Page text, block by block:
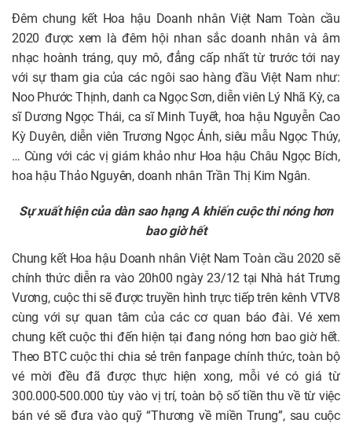
Đêm chung kết Hoa hậu Doanh nhân Việt Nam Toàn cầu
2020 được xem là đêm hội nhan sắc doanh nhân và âm
nhạc hoành tráng, quy mô, đẳng cấp nhất từ trước tới nay
với sự tham gia của các ngôi sao hàng đầu Việt Nam như:
Noo Phước Thịnh, danh ca Ngọc Sơn, diễn viên Lý Nhã Kỳ, ca
sĩ Dương Ngọc Thái, ca sĩ Minh Tuyết, hoa hậu Nguyễn Cao
Kỳ Duyên, diễn viên Trương Ngọc Ánh, siêu mẫu Ngọc Thúy,
… Cùng với các vị giám khảo như Hoa hậu Châu Ngọc Bích,
hoa hậu Thảo Nguyên, doanh nhân Trần Thị Kim Ngân.
Sự xuất hiện của dàn sao hạng A khiến cuộc thi nóng hơn
bao giờ hết
Chung kết Hoa hậu Doanh nhân Việt Nam Toàn cầu 2020 sẽ
chính thức diễn ra vào 20h00 ngày 23/12 tại Nhà hát Trưng
Vương, cuộc thi sẽ được truyền hình trực tiếp trên kênh VTV8
cùng với sự quan tâm của các cơ quan báo đài. Vé xem
chung kết cuộc thi đến hiện tại đang nóng hơn bao giờ hết.
Theo BTC cuộc thi chia sẻ trên fanpage chính thức, toàn bộ
vé mời đều đã được thực hiện xong, mỗi vé có giá từ
300.000-500.000 tùy vào vị trí, toàn bộ số tiền thu về từ việc
bán vé sẽ đưa vào quỹ “Thương về miền Trung”, sau cuộc